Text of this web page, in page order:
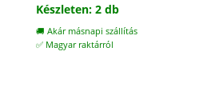
Készleten: 2 db
🚚 Akár másnapi szállítás
✅ Magyar raktárról